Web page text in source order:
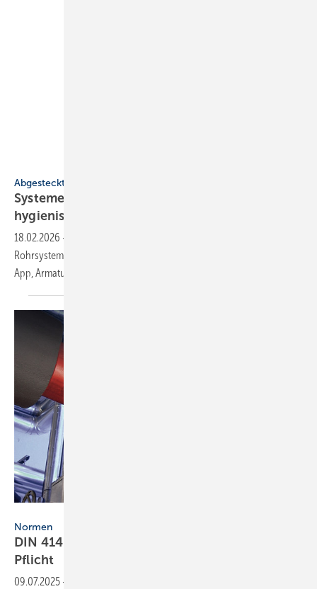
Abgesteckt
Systeme für SHK-Profis: mo­du­lar, struk­tu­riert,
hy­gie­nisch
18.02.2026 -
Rohrsystemkomponenten, Badmöbelserie, mobile Zeiterfassungs-
App, Armaturen für den
Normen
DIN 4140: Einsatz von Kälte­rohr­trä­gern ist
Pflicht
09.07.2025 -